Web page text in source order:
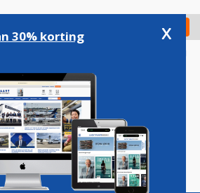
Check in
Podcasts Vacatures
30% korting x